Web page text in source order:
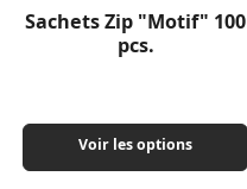
Sachets Zip "Motif" 100
pcs.
Voir les options